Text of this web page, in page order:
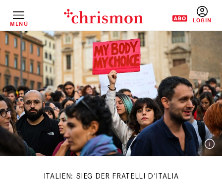
InhaltMENÜ
ITALIEN: SIEG DER FRATELLI D'ITALIA